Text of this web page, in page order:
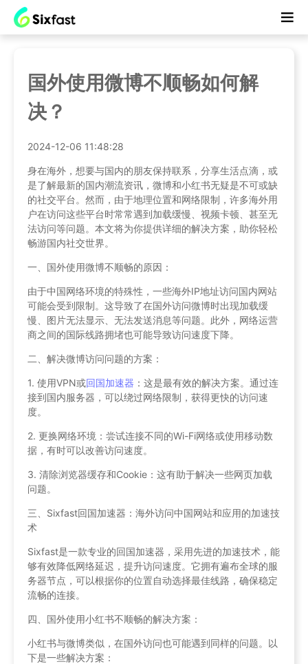
国外使用微博不顺畅如何解
决？
2024-12-06 11:48:28
身在海外，想要与国内的朋友保持联系，分享生活点滴，或
是了解最新的国内潮流资讯，微博和小红书无疑是不可或缺
的社交平台。然而，由于地理位置和网络限制，许多海外用
户在访问这些平台时常常遇到加载缓慢、视频卡顿、甚至无
法访问等问题。本文将为你提供详细的解决方案，助你轻松
畅游国内社交世界。
一、国外使用微博不顺畅的原因：
由于中国网络环境的特殊性，一些海外IP地址访问国内网站
可能会受到限制。这导致了在国外访问微博时出现加载缓
慢、图片无法显示、无法发送消息等问题。此外，网络运营
商之间的国际线路拥堵也可能导致访问速度下降。
二、解决微博访问问题的方案：
1. 使用VPN或回国加速器 ：这是最有效的解决方案。通过连
接到国内服务器，可以绕过网络限制，获得更快的访问速
度。
2. 更换网络环境：尝试连接不同的Wi-Fi网络或使用移动数
据，有时可以改善访问速度。
3. 清除浏览器缓存和Cookie：这有助于解决一些网页加载
问题。
三、Sixfast回国加速器：海外访问中国网站和应用的加速技
术
Sixfast是一款专业的回国加速器，采用先进的加速技术，能
够有效降低网络延迟，提升访问速度。它拥有遍布全球的服
务器节点，可以根据你的位置自动选择最佳线路，确保稳定
流畅的连接。
四、国外使用小红书不顺畅的解决方案：
小红书与微博类似，在国外访问也可能遇到同样的问题。以
下是一些解决方案：